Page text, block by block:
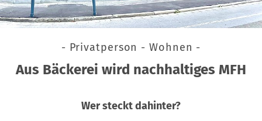
- Privatperson - Wohnen -
Aus Bäckerei wird nachhaltiges MFH
Wer steckt dahinter?